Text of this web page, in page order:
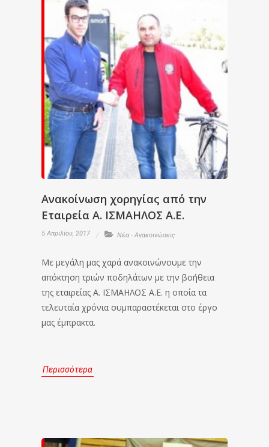
Ανακοίνωση χορηγίας από την
Εταιρεία Α. ΙΣΜΑΗΛΟΣ Α.Ε.
5 Απριλίου, 2017 Νέα - Ανακοινώσεις
Με μεγάλη μας χαρά ανακοινώνουμε την
απόκτηση τριών ποδηλάτων με την βοήθεια
της εταιρείας Α. ΙΣΜΑΗΛΟΣ Α.Ε. η οποία τα
τελευταία χρόνια συμπαραστέκεται στο έργο
μας έμπρακτα.
Περισσότερα